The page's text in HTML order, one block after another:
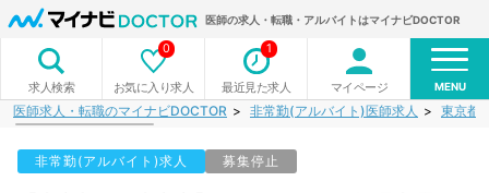
医師の求人・転職・アルバイトはマイナビDOCTOR
求人検索 お気に入り求人
0
最近見た求人
1
マイページ MENU
医師求人・転職のマイナビDOCTOR 非常勤(アルバイト)医師求人 東京都
非常勤(アルバイト)求人 募集停止